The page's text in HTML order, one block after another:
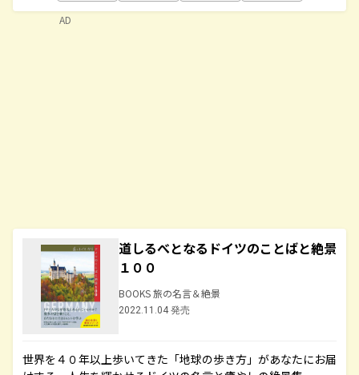
道しるべとなるドイツのことばと絶景
１００
BOOKS 旅の名言＆絶景
2022.11.04 発売
世界を４０年以上歩いてきた「地球の歩き方」があなたにお届
AD